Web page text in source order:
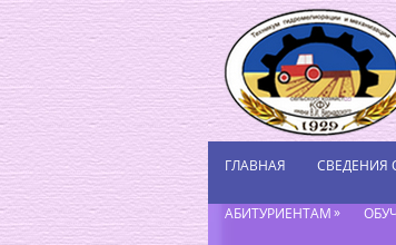
ГЛАВНАЯ СВЕДЕНИЯ
АБИТУРИЕНТАМ»